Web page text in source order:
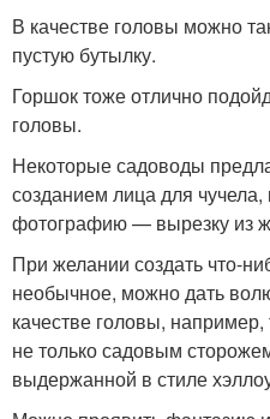
В качестве головы можно
пустую бутылку.
Горшок тоже отлично
головы.
Некоторые садоводы
созданием лица для
фотографию — вырезку из
При желании создать что-
необычное, можно дать
качестве головы, например,
не только садовым
выдержанной в стиле